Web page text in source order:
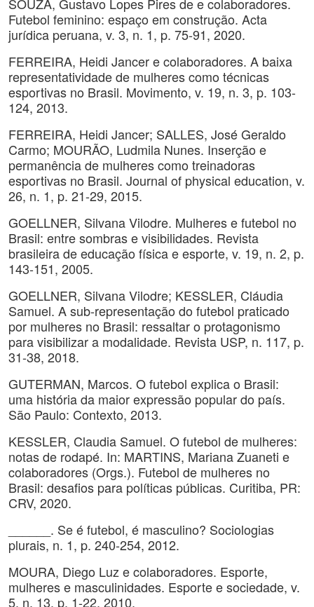
Futebol feminino: espaço em construção. Acta
jurídica peruana, v. 3, n. 1, p. 75-91, 2020.
FERREIRA, Heidi Jancer e colaboradores. A baixa
representatividade de mulheres como técnicas
esportivas no Brasil. Movimento, v. 19, n. 3, p. 103-
124, 2013.
FERREIRA, Heidi Jancer; SALLES, José Geraldo
Carmo; MOURÃO, Ludmila Nunes. Inserção e
permanência de mulheres como treinadoras
esportivas no Brasil. Journal of physical education, v.
26, n. 1, p. 21-29, 2015.
GOELLNER, Silvana Vilodre. Mulheres e futebol no
Brasil: entre sombras e visibilidades. Revista
brasileira de educação física e esporte, v. 19, n. 2, p.
143-151, 2005.
GOELLNER, Silvana Vilodre; KESSLER, Cláudia
Samuel. A sub-representação do futebol praticado
por mulheres no Brasil: ressaltar o protagonismo
para visibilizar a modalidade. Revista USP, n. 117, p.
31-38, 2018.
GUTERMAN, Marcos. O futebol explica o Brasil:
uma história da maior expressão popular do país.
São Paulo: Contexto, 2013.
KESSLER, Claudia Samuel. O futebol de mulheres:
notas de rodapé. In: MARTINS, Mariana Zuaneti e
colaboradores (Orgs.). Futebol de mulheres no
Brasil: desafios para políticas públicas. Curitiba, PR:
CRV, 2020.
______. Se é futebol, é masculino? Sociologias
plurais, n. 1, p. 240-254, 2012.
MOURA, Diego Luz e colaboradores. Esporte,
mulheres e masculinidades. Esporte e sociedade, v.
5, n. 13, p. 1-22, 2010.